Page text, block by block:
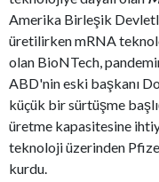
Amerika Birleşik
üretilirken mRNA
olan BioNTech,
ABD'nin eski başkanı
küçük bir sürtüşme
üretme kapasitesine
teknoloji üzerinden
kurdu.